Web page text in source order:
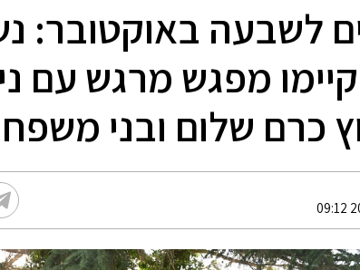
לשבעה באוקטובר:
קיימו מפגש מרגש עם
כרם שלום ובני